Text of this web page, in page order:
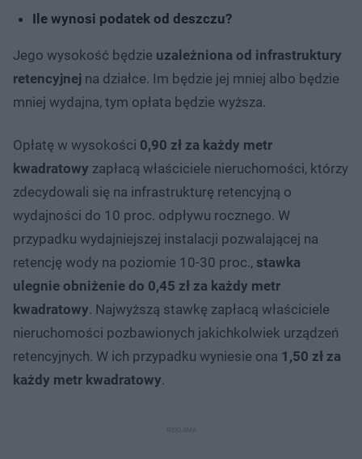
Ile wynosi podatek od deszczu?
Jego wysokość będzie uzależniona od infrastruktury
retencyjnej na działce. Im będzie jej mniej albo będzie
mniej wydajna, tym opłata będzie wyższa.
Opłatę w wysokości 0,90 zł za każdy metr
kwadratowy zapłacą właściciele nieruchomości, którzy
zdecydowali się na infrastrukturę retencyjną o
wydajności do 10 proc. odpływu rocznego. W
przypadku wydajniejszej instalacji pozwalającej na
retencję wody na poziomie 10-30 proc., stawka
ulegnie obniżenie do 0,45 zł za każdy metr
kwadratowy. Najwyższą stawkę zapłacą właściciele
nieruchomości pozbawionych jakichkolwiek urządzeń
retencyjnych. W ich przypadku wyniesie ona 1,50 zł za
każdy metr kwadratowy.